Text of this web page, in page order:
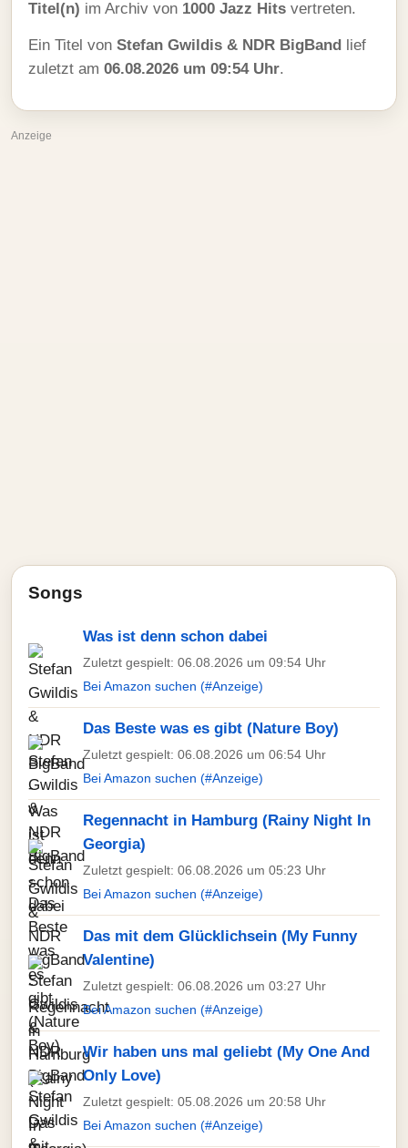
Titel(n) im Archiv von 1000 Jazz Hits vertreten.
Ein Titel von Stefan Gwildis & NDR BigBand lief
zuletzt am 06.08.2026 um 09:54 Uhr.
Anzeige
Songs
Was ist denn schon dabei
Zuletzt gespielt: 06.08.2026 um 09:54 Uhr
Bei Amazon suchen (#Anzeige)
Das Beste was es gibt (Nature Boy)
Zuletzt gespielt: 06.08.2026 um 06:54 Uhr
Bei Amazon suchen (#Anzeige)
Regennacht in Hamburg (Rainy Night In
Georgia)
Zuletzt gespielt: 06.08.2026 um 05:23 Uhr
Bei Amazon suchen (#Anzeige)
Das mit dem Glücklichsein (My Funny
Valentine)
Zuletzt gespielt: 06.08.2026 um 03:27 Uhr
Bei Amazon suchen (#Anzeige)
Wir haben uns mal geliebt (My One And
Only Love)
Zuletzt gespielt: 05.08.2026 um 20:58 Uhr
Bei Amazon suchen (#Anzeige)